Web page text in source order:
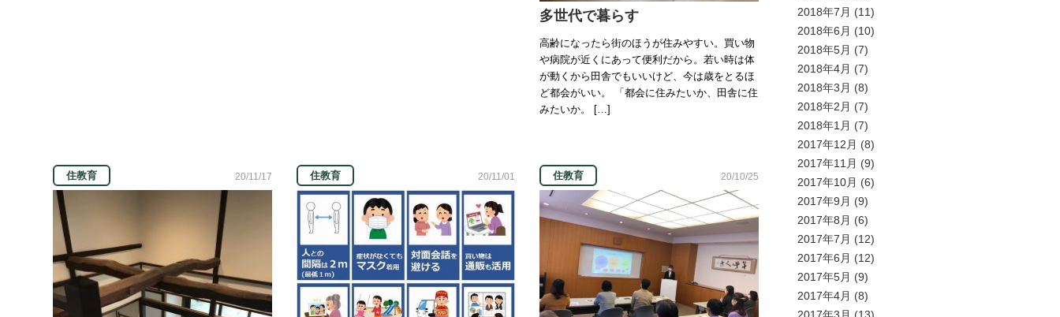
多世代で暮らす
高齢になったら街のほうが住みやすい。買い物
や病院が近くにあって便利だから。若い時は体
が動くから田舎でもいいけど、今は歳をとるほ
ど都会がいい。 「都会に住みたいか、田舎に住
みたいか。 […]
住教育 20/11/17 住教育 20/11/01 住教育 20/10/25
2018年7月 (11)
2018年6月 (10)
2018年5月 (7)
2018年4月 (7)
2018年3月 (8)
2018年2月 (7)
2018年1月 (7)
2017年12月 (8)
2017年11月 (9)
2017年10月 (6)
2017年9月 (9)
2017年8月 (6)
2017年7月 (12)
2017年6月 (12)
2017年5月 (9)
2017年4月 (8)